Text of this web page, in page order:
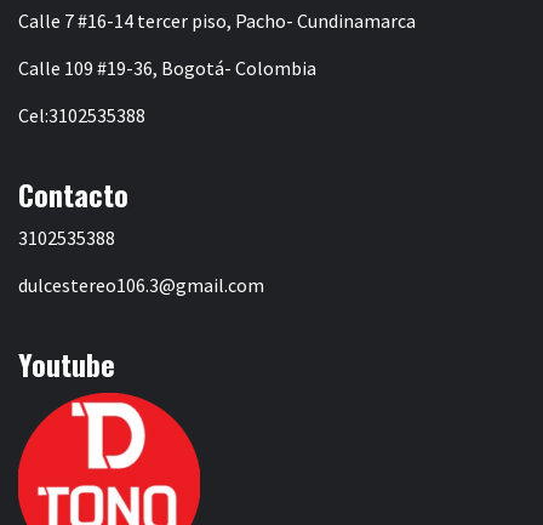
Calle 7 #16-14 tercer piso, Pacho- Cundinamarca
Calle 109 #19-36, Bogotá- Colombia
Cel:3102535388
Contacto
3102535388
dulcestereo106.3@gmail.com
Youtube